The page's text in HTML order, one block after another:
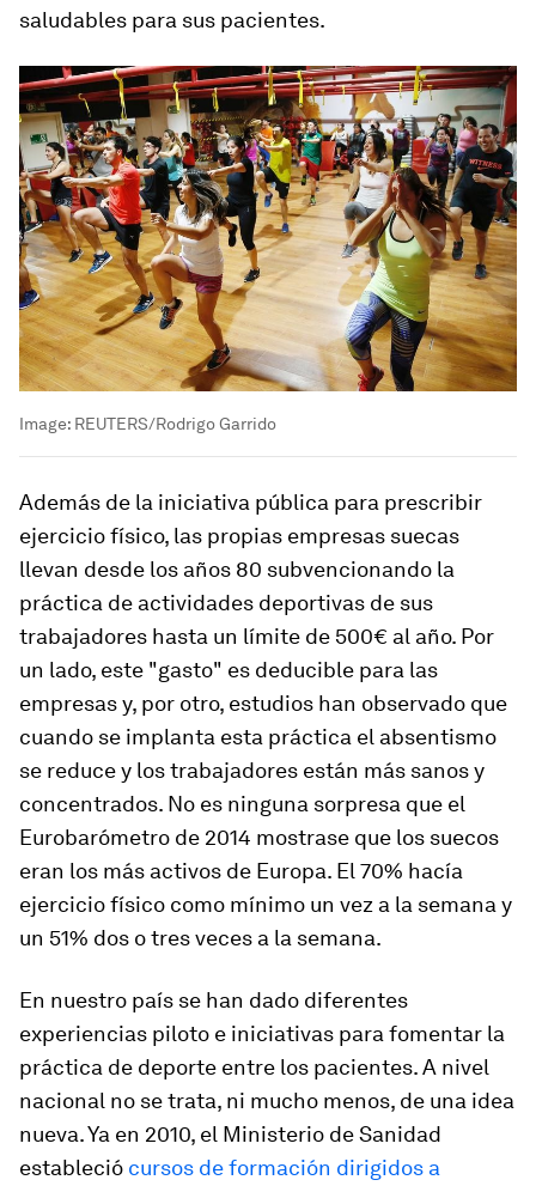
saludables para sus pacientes.
Image: REUTERS/Rodrigo Garrido
Además de la iniciativa pública para prescribir
ejercicio físico, las propias empresas suecas
llevan desde los años 80 subvencionando la
práctica de actividades deportivas de sus
trabajadores hasta un límite de 500€ al año. Por
un lado, este "gasto" es deducible para las
empresas y, por otro, estudios han observado que
cuando se implanta esta práctica el absentismo
se reduce y los trabajadores están más sanos y
concentrados. No es ninguna sorpresa que el
Eurobarómetro de 2014 mostrase que los suecos
eran los más activos de Europa. El 70% hacía
ejercicio físico como mínimo un vez a la semana y
un 51% dos o tres veces a la semana.
En nuestro país se han dado diferentes
experiencias piloto e iniciativas para fomentar la
práctica de deporte entre los pacientes. A nivel
nacional no se trata, ni mucho menos, de una idea
nueva. Ya en 2010, el Ministerio de Sanidad
estableció cursos de formación dirigidos a